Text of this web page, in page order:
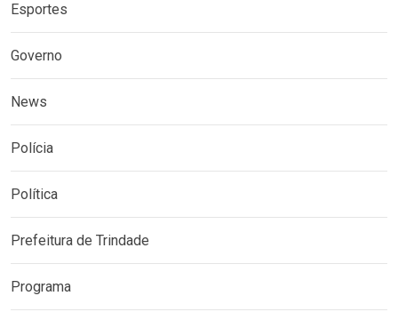
Esportes
Governo
News
Polícia
Política
Prefeitura de Trindade
Programa